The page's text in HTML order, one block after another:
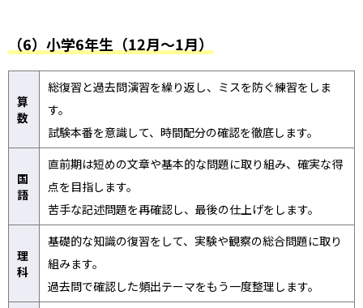
（6）小学6年生（12月～1月）
算
数
総復習と過去問演習を繰り返し、ミスを防ぐ練習をしま
す。
試験本番を意識して、時間配分の確認を徹底します。
国
語
直前期は短めの文章や基本的な問題に取り組み、確実な得
点を目指します。
苦手な記述問題を再確認し、最後の仕上げをします。
理
科
基礎的な知識の復習をして、実験や観察の総合問題に取り
組みます。
過去問で確認した頻出テーマをもう一度整理します。